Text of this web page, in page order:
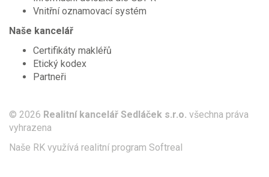
Vnitřní oznamovací systém
Naše kancelář
Certifikáty makléřů
Etický kodex
Partneři
© 2026 Realitní kancelář Sedláček s.r.o. všechna práva
vyhrazena
Naše RK využívá realitní program Softreal